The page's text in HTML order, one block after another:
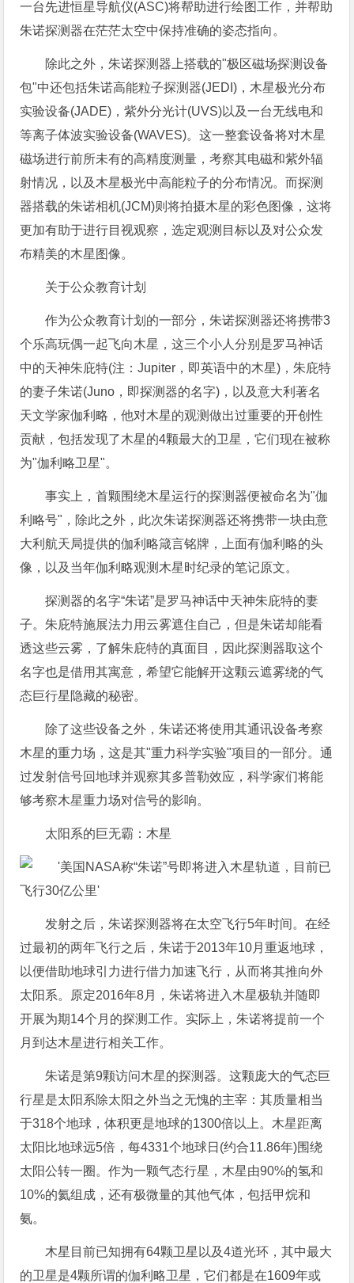
一台先进恒星导航仪(ASC)将帮助进行绘图工作，并帮助
朱诺探测器在茫茫太空中保持准确的姿态指向。
除此之外，朱诺探测器上搭载的"极区磁场探测设备
包"中还包括朱诺高能粒子探测器(JEDI)，木星极光分布
实验设备(JADE)，紫外分光计(UVS)以及一台无线电和
等离子体波实验设备(WAVES)。这一整套设备将对木星
磁场进行前所未有的高精度测量，考察其电磁和紫外辐
射情况，以及木星极光中高能粒子的分布情况。而探测
器搭载的朱诺相机(JCM)则将拍摄木星的彩色图像，这将
更加有助于进行目视观察，选定观测目标以及对公众发
布精美的木星图像。
关于公众教育计划
作为公众教育计划的一部分，朱诺探测器还将携带3
个乐高玩偶一起飞向木星，这三个小人分别是罗马神话
中的天神朱庇特(注：Jupiter，即英语中的木星)，朱庇特
的妻子朱诺(Juno，即探测器的名字)，以及意大利著名
天文学家伽利略，他对木星的观测做出过重要的开创性
贡献，包括发现了木星的4颗最大的卫星，它们现在被称
为"伽利略卫星"。
事实上，首颗围绕木星运行的探测器便被命名为"伽
利略号"，除此之外，此次朱诺探测器还将携带一块由意
大利航天局提供的伽利略箴言铭牌，上面有伽利略的头
像，以及当年伽利略观测木星时纪录的笔记原文。
探测器的名字“朱诺”是罗马神话中天神朱庇特的妻
子。朱庇特施展法力用云雾遮住自己，但是朱诺却能看
透这些云雾，了解朱庇特的真面目，因此探测器取这个
名字也是借用其寓意，希望它能解开这颗云遮雾绕的气
态巨行星隐藏的秘密。
除了这些设备之外，朱诺还将使用其通讯设备考察
木星的重力场，这是其"重力科学实验"项目的一部分。通
过发射信号回地球并观察其多普勒效应，科学家们将能
够考察木星重力场对信号的影响。
太阳系的巨无霸：木星
发射之后，朱诺探测器将在太空飞行5年时间。在经
过最初的两年飞行之后，朱诺于2013年10月重返地球，
以便借助地球引力进行借力加速飞行，从而将其推向外
太阳系。原定2016年8月，朱诺将进入木星极轨并随即
开展为期14个月的探测工作。实际上，朱诺将提前一个
月到达木星进行相关工作。
朱诺是第9颗访问木星的探测器。这颗庞大的气态巨
行星是太阳系除太阳之外当之无愧的主宰：其质量相当
于318个地球，体积更是地球的1300倍以上。木星距离
太阳比地球远5倍，每4331个地球日(约合11.86年)围绕
太阳公转一圈。作为一颗气态行星，木星由90%的氢和
10%的氦组成，还有极微量的其他气体，包括甲烷和
氨。
木星目前已知拥有64颗卫星以及4道光环，其中最大
的卫星是4颗所谓的伽利略卫星，它们都是在1609年或